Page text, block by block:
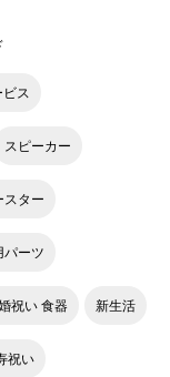
ス
スピーカー
スター
パーツ
祝い 食器 新生活
祝い